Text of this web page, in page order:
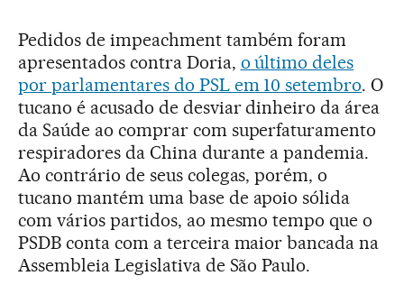
Pedidos de impeachment também foram
apresentados contra Doria, o último deles
por parlamentares do PSL em 10 setembro. O
tucano é acusado de desviar dinheiro da área
da Saúde ao comprar com superfaturamento
respiradores da China durante a pandemia.
Ao contrário de seus colegas, porém, o
tucano mantém uma base de apoio sólida
com vários partidos, ao mesmo tempo que o
PSDB conta com a terceira maior bancada na
Assembleia Legislativa de São Paulo.